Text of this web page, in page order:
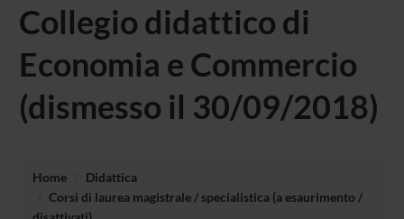
Collegio didattico di
Economia e Commercio
(dismesso il 30/09/2018)
Home
Didattica
Corsi di laurea magistrale / specialistica (a esaurimento /